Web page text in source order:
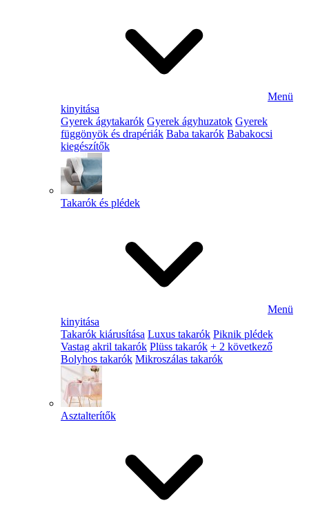
Menü
kinyitása
Gyerek ágytakarók Gyerek ágyhuzatok Gyerek
függönyök és drapériák Baba takarók Babakocsi
kiegészítők
Takarók és plédek
Menü
kinyitása
Takarók kiárusítása Luxus takarók Piknik plédek
Vastag akril takarók Plüss takarók + 2 következő
Bolyhos takarók Mikroszálas takarók
Asztalterítők